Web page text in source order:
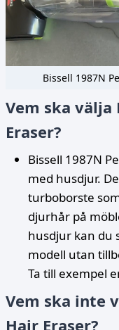
Bissell 1987N
Vem ska välja
Eraser?
Bissell 1987N
med husdjur.
turboborste
djurhår på
husdjur kan du
modell utan
Ta till exempel
Vem ska inte
Hair Eraser?